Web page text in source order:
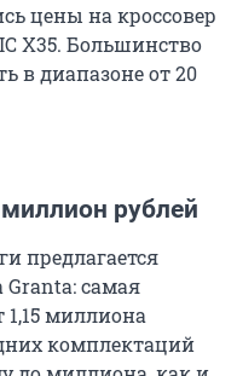
цены на кроссовер
X35. Большинство
в диапазоне от 20
рублей
предлагается
Granta: самая
1,15 миллиона
комплектаций